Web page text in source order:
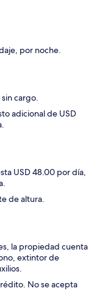
por noche.
cargo.
adicional de USD
USD 48.00 por día,
de altura.
la propiedad cuenta
extintor de
No se acepta